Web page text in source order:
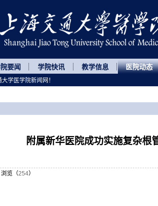
要闻 学院快讯 教学信息 医院动态
附属新华医院成功实施复杂根
浏览（254）
学医学院新闻网！